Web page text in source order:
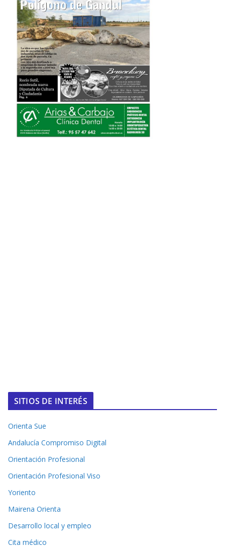
SITIOS DE INTERÉS
Orienta Sue
Andalucía Compromiso Digital
Orientación Profesional
Orientación Profesional Viso
Yoriento
Mairena Orienta
Desarrollo local y empleo
Cita médico